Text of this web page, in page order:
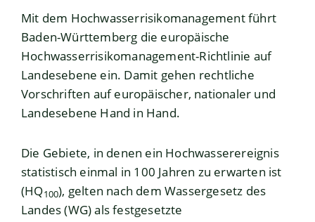
Mit dem Hochwasserrisikomanagement führt
Baden-Württemberg die europäische
Hochwasserrisikomanagement-Richtlinie auf
Landesebene ein. Damit gehen rechtliche
Vorschriften auf europäischer, nationaler und
Landesebene Hand in Hand.
Die Gebiete, in denen ein Hochwasserereignis
statistisch einmal in 100 Jahren zu erwarten ist
(HQ100), gelten nach dem Wassergesetz des
Landes (WG) als festgesetzte